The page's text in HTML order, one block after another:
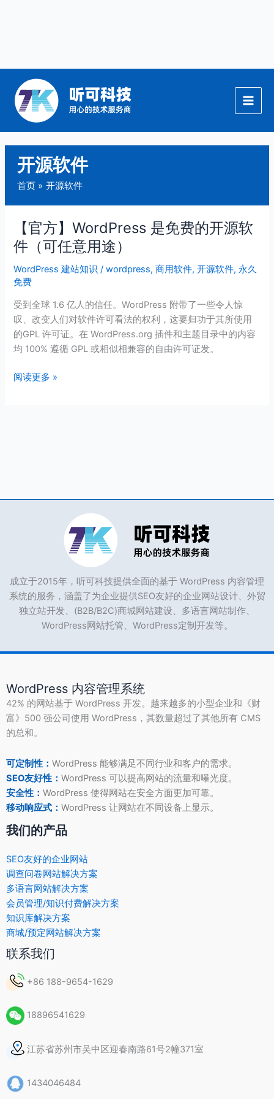
开源软件
首页 开源软件
【官方】WordPress 是免费的开源软
件（可任意用途）
WordPress 建站知识 /wordpress,商用软件,开源软件, 永久
免费
受到全球 1.6 亿人的信任。WordPress 附带了一些令人惊
叹、改变人们对软件许可看法的权利，这要归功于其所使用
的GPL 许可证。在 WordPress.org 插件和主题目录中的内容
均 100% 遵循 GPL 或相似相兼容的自由许可证发。
【官
方】
WordPress
是
免
费
的
开
源
件
阅读更多 »
成立于2015年，听可科技提供全面的基于 WordPress 内容管理
系统的服务，涵盖了为企业提供SEO友好的企业网站设计、外贸
独立站开发、(B2B/B2C)商城网站建设、多语言网站制作、
WordPress网站托管、WordPress定制开发等。
WordPress 内容管理系统
42% 的网站基于 WordPress 开发。越来越多的小型企业和《财
富》500 强公司使用 WordPress，其数量超过了其他所有 CMS
的总和。
可定制性： WordPress 能够满足不同行业和客户的需求。
SEO友好性： WordPress 可以提高网站的流量和曝光度。
安全性： WordPress 使得网站在安全方面更加可靠。
移动响应式： WordPress 让网站在不同设备上显示。
我们的产品
SEO友好的企业网站
调查问卷网站解决方案
多语言网站解决方案
会员管理/知识付费解决方案
知识库解决方案
商城/预定网站解决方案
联系我们
+86 188-9654-1629
18896541629
江苏省苏州市吴中区迎春南路61号2幢371室
1434046484